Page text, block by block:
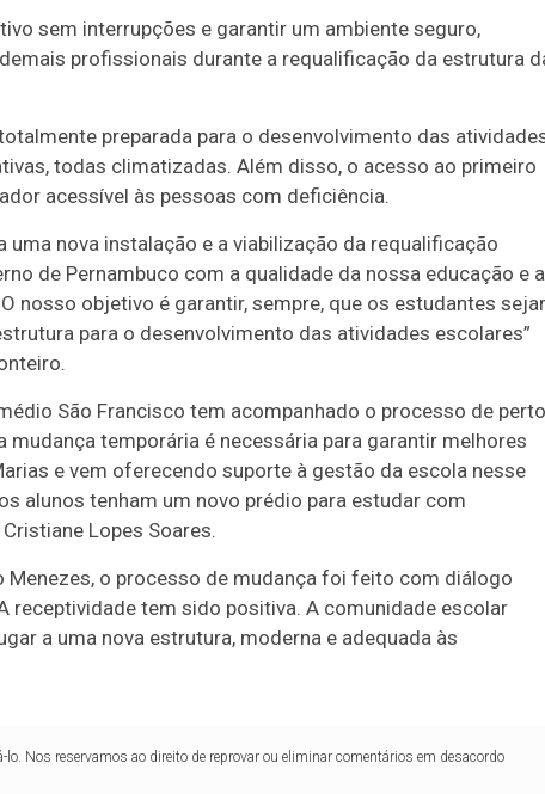
sem interrupções e garantir um ambiente seguro,
profissionais durante a requalificação da estrutura
preparada para o desenvolvimento das
todas climatizadas. Além disso, o acesso ao primeiro
acessível às pessoas com deficiência.
nova instalação e a viabilização da requalificação
de Pernambuco com a qualidade da nossa educação e a
nosso objetivo é garantir, sempre, que os estudantes
para o desenvolvimento das atividades escolares”
São Francisco tem acompanhado o processo de
mudança temporária é necessária para garantir melhores
e vem oferecendo suporte à gestão da escola nesse
alunos tenham um novo prédio para estudar com
Lopes Soares.
o processo de mudança foi feito com diálogo
receptividade tem sido positiva. A comunidade escolar
a uma nova estrutura, moderna e adequada às
Nos reservamos ao direito de reprovar ou eliminar comentários em desacordo